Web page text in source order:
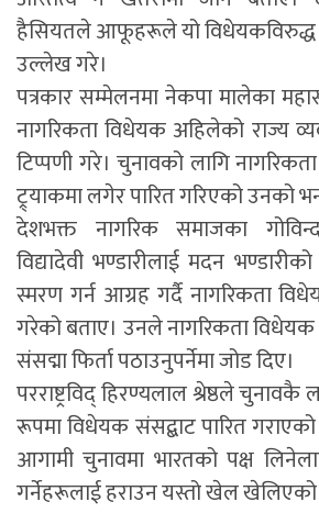
हैसियतले आफूहरूले यो विधेयकविरुद्ध
उल्लेख गरे।
पत्रकार सम्मेलनमा नेकपा मालेका
नागरिकता विधेयक अहिलेको राज्य
टिप्पणी गरे। चुनावको लागि
ट्र्याकमा लगेर पारित गरिएको उनको
देशभक्त नागरिक समाजका गोविन्द
विद्यादेवी भण्डारीलाई मदन
स्मरण गर्न आग्रह गर्दै नागरिकता
गरेको बताए। उनले नागरिकता विधेयक
संसद्मा फिर्ता पठाउनुपर्नेमा जोड दिए।
परराष्ट्रविद् हिरण्यलाल श्रेष्ठले चुनावकै
रूपमा विधेयक संसद्बाट पारित
आगामी चुनावमा भारतको पक्ष
गर्नेहरूलाई हराउन यस्तो खेल